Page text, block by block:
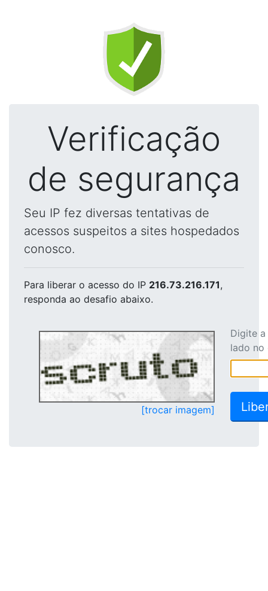
Verificação
de segurança
Seu IP fez diversas tentativas de
acessos suspeitos a sites hospedados
conosco.
Para liberar o acesso do IP 216.73.216.171,
responda ao desafio abaixo.
[trocar imagem]
Digite
lado no